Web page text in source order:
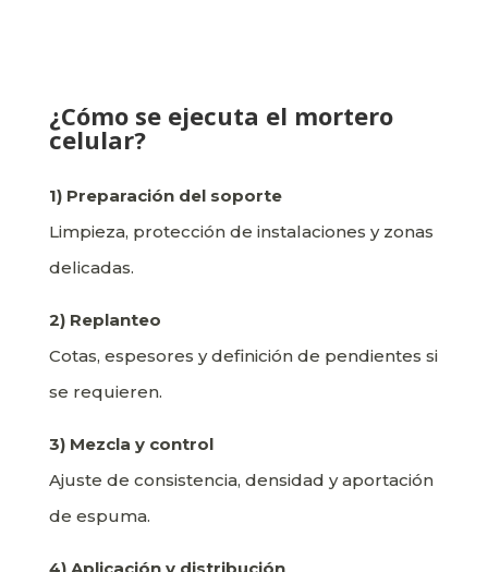
¿Cómo se ejecuta el mortero
celular?
1) Preparación del soporte
Limpieza, protección de instalaciones y zonas
delicadas.
2) Replanteo
Cotas, espesores y definición de pendientes si
se requieren.
3) Mezcla y control
Ajuste de consistencia, densidad y aportación
de espuma.
4) Aplicación y distribución